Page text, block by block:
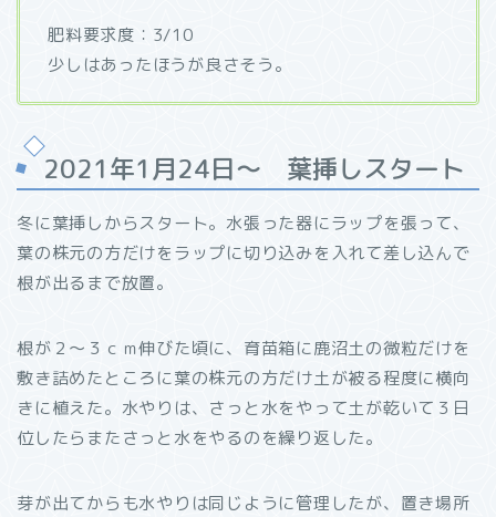
肥料要求度：3/10
少しはあったほうが良さそう。
2021年1月24日～ 葉挿しスタート
冬に葉挿しからスタート。水張った器にラップを張って、
葉の株元の方だけをラップに切り込みを入れて差し込んで
根が出るまで放置。
根が２～３ｃｍ伸びた頃に、育苗箱に鹿沼土の微粒だけを
敷き詰めたところに葉の株元の方だけ土が被る程度に横向
きに植えた。水やりは、さっと水をやって土が乾いて３日
位したらまたさっと水をやるのを繰り返した。
芽が出てからも水やりは同じように管理したが、置き場所